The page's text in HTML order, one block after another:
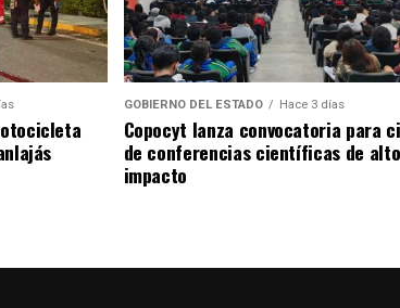
GOBIERNO DEL ESTADO Hace 3 días
Copocyt lanza convocatoria para
de conferencias científicas de alto
impacto